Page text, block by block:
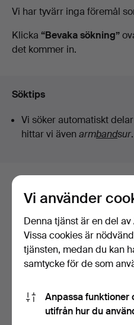
Auktioner
Pågående
auktioner
Vi har tyvärr inga föremål
Klicka “Bevaka sökning”
det kommer in.
Söktips
Vi söker automatiskt
hittar vi även armbandsur.
Här är föremål
matchar din
Visa alla föremål
Vi använder
Denna tjänst är en del
Vissa cookies är
tjänsten, medan du kan
samtycke för de som
Anpassa funktioner
utifrån hur du